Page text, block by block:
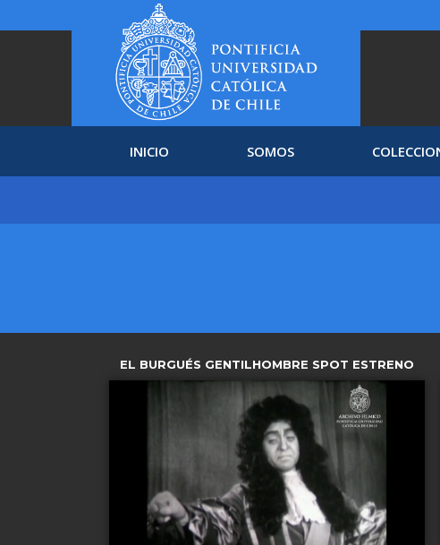
INICIO SOMOS
EL BURGUÉS GENTILHOMBRE SPOT ESTRENO